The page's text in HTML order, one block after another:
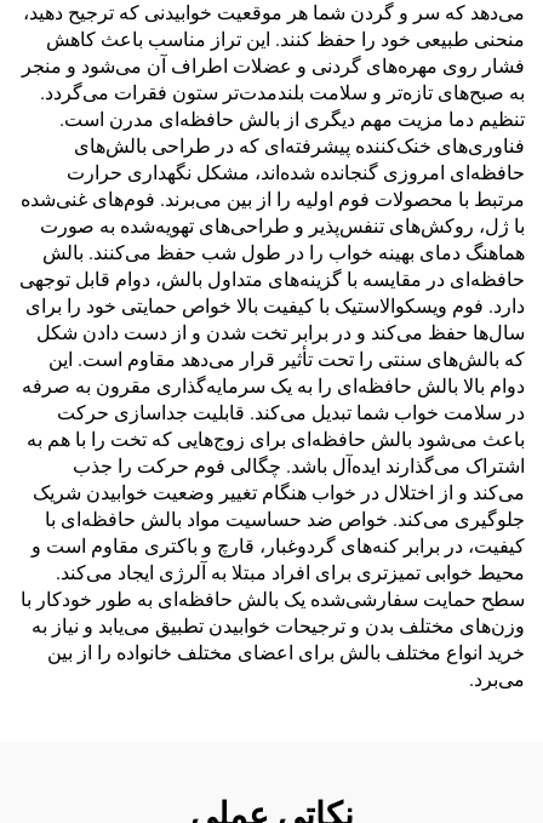
می‌دهد که سر و گردن شما هر موقعیت خوابیدنی که ترجیح دهید،
منحنی طبیعی خود را حفظ کنند. این تراز مناسب باعث کاهش
فشار روی مهره‌های گردنی و عضلات اطراف آن می‌شود و منجر
به صبح‌های تازه‌تر و سلامت بلندمدت‌تر ستون فقرات می‌گردد.
تنظیم دما مزیت مهم دیگری از بالش حافظه‌ای مدرن است.
فناوری‌های خنک‌کننده پیشرفته‌ای که در طراحی بالش‌های
حافظه‌ای امروزی گنجانده شده‌اند، مشکل نگهداری حرارت
مرتبط با محصولات فوم اولیه را از بین می‌برند. فوم‌های غنی‌شده
با ژل، روکش‌های تنفس‌پذیر و طراحی‌های تهویه‌شده به صورت
هماهنگ دمای بهینه خواب را در طول شب حفظ می‌کنند. بالش
حافظه‌ای در مقایسه با گزینه‌های متداول بالش، دوام قابل توجهی
دارد. فوم ویسکوالاستیک با کیفیت بالا خواص حمایتی خود را برای
سال‌ها حفظ می‌کند و در برابر تخت شدن و از دست دادن شکل
که بالش‌های سنتی را تحت تأثیر قرار می‌دهد مقاوم است. این
دوام بالا بالش حافظه‌ای را به یک سرمایه‌گذاری مقرون به صرفه
در سلامت خواب شما تبدیل می‌کند. قابلیت جداسازی حرکت
باعث می‌شود بالش حافظه‌ای برای زوج‌هایی که تخت را با هم به
اشتراک می‌گذارند ایده‌آل باشد. چگالی فوم حرکت را جذب
می‌کند و از اختلال در خواب هنگام تغییر وضعیت خوابیدن شریک
جلوگیری می‌کند. خواص ضد حساسیت مواد بالش حافظه‌ای با
کیفیت، در برابر کنه‌های گردوغبار، قارچ و باکتری مقاوم است و
محیط خوابی تمیزتری برای افراد مبتلا به آلرژی ایجاد می‌کند.
سطح حمایت سفارشی‌شده یک بالش حافظه‌ای به طور خودکار با
وزن‌های مختلف بدن و ترجیحات خوابیدن تطبیق می‌یابد و نیاز به
خرید انواع مختلف بالش برای اعضای مختلف خانواده را از بین
می‌برد.